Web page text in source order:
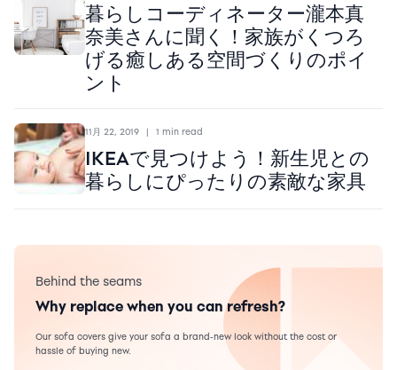
暮らしコーディネーター瀧本真
奈美さんに聞く！家族がくつろ
げる癒しある空間づくりのポイ
ント
11月 22, 2019 | 1 min read
IKEAで見つけよう！新生児との
暮らしにぴったりの素敵な家具
Behind the seams
Why replace when you can refresh?
Our sofa covers give your sofa a brand-new look without the cost or
hassle of buying new.